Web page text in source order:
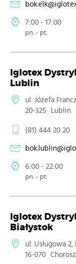
7:00 - 17:00
pn. - pt.
Iglotex
Lublin
ul. Józefa
20-325
Lublin
(81) 444 20 20
6:00 - 22:00
pn. - pt.
Iglotex
Białystok
ul. Usługowa 2,
16-070